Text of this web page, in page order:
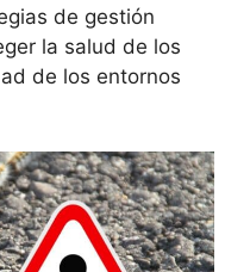
de gestión
la salud de los
de los entornos